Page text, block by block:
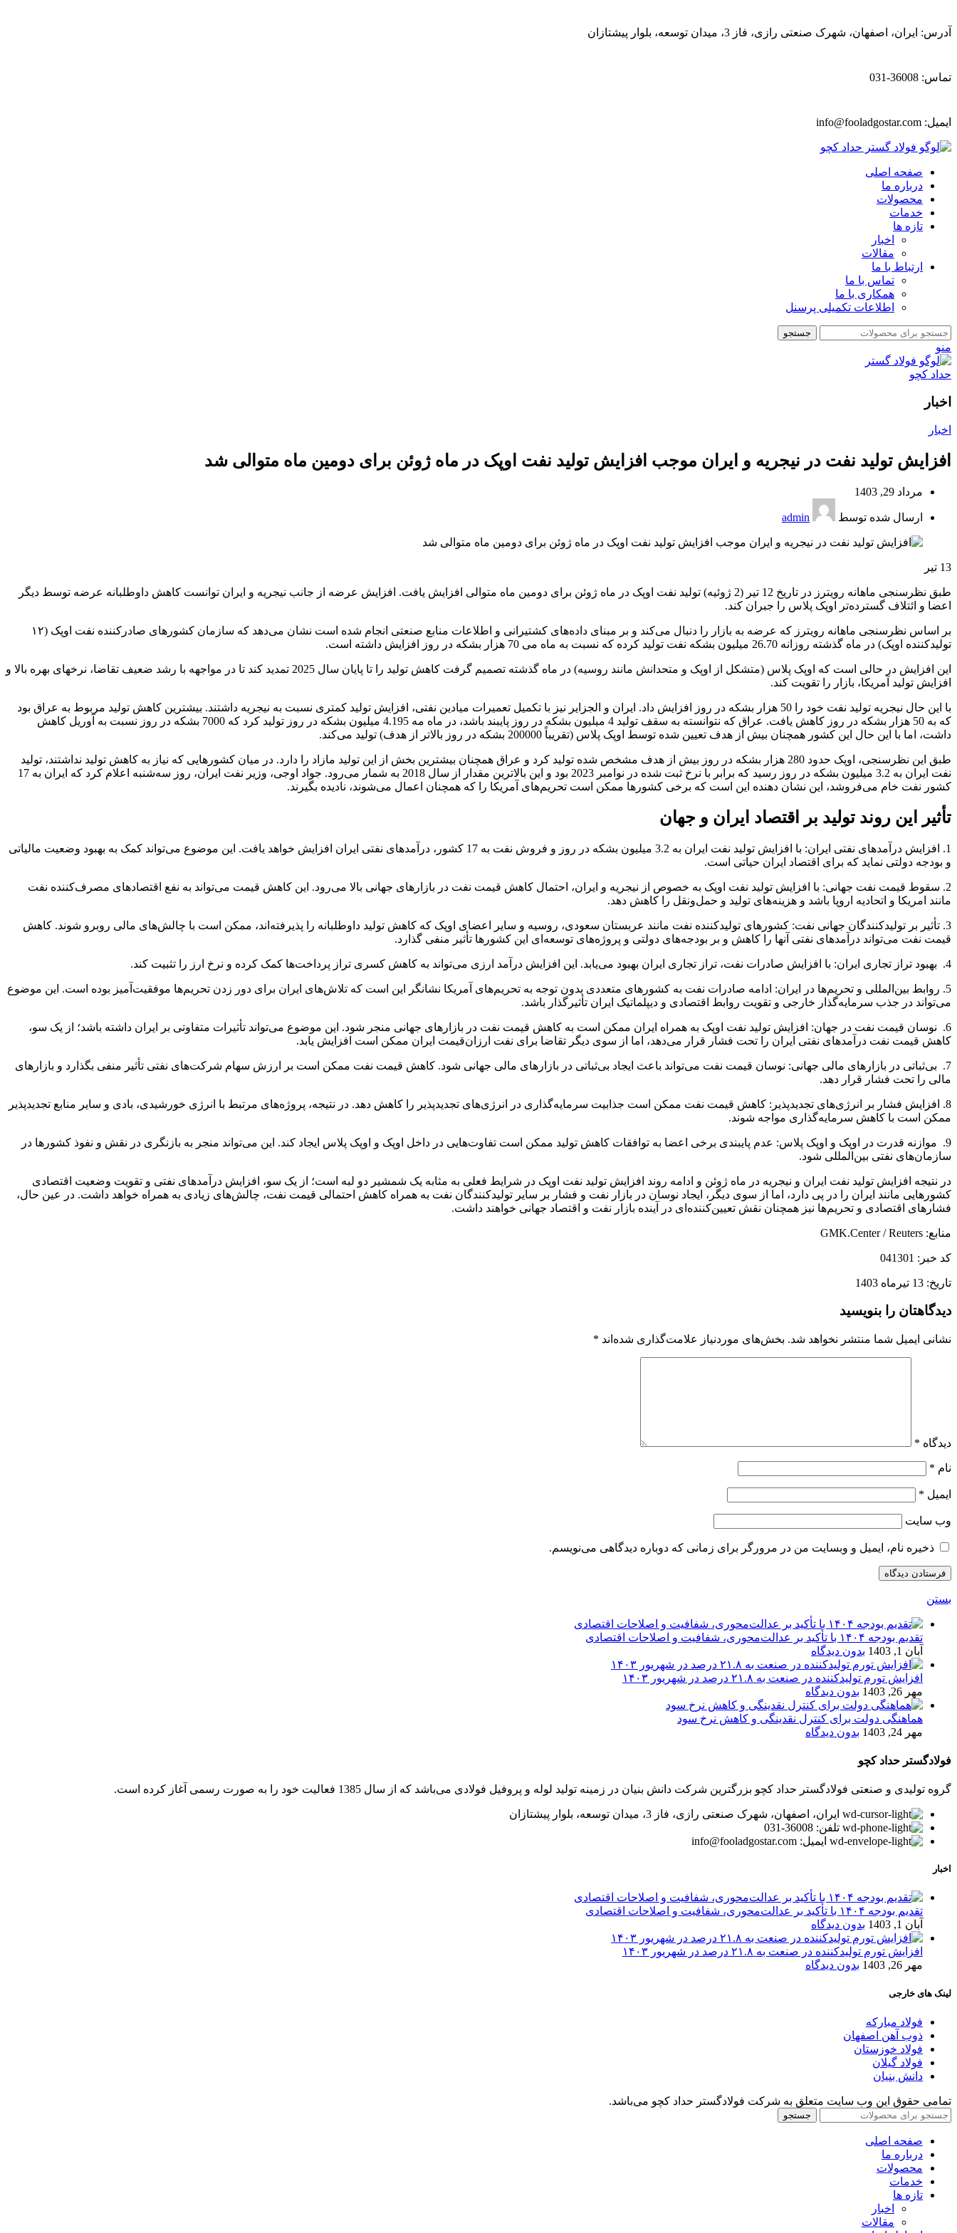
آدرس: ایران، اصفهان، شهرک صنعتی رازی، فاز 3، میدان توسعه، بلوار پیشتازان
تماس: 36008-031
ایمیل: info@fooladgostar.com
صفحه اصلی
درباره ما
محصولات
خدمات
تازه ها
اخبار
مقالات
ارتباط با ما
تماس با ما
همکاری با ما
اطلاعات تکمیلی پرسنل
جستجو
منو
اخبار
اخبار
افزایش تولید نفت در نیجریه و ایران موجب افزایش تولید نفت اوپک در ماه ژوئن برای دومین ماه متوالی شد
مرداد 29, 1403
ارسال شده توسط admin
13 تیر
طبق نظرسنجی ماهانه رویترز در تاریخ 12 تیر (2 ژوئیه) تولید نفت اوپک در ماه ژوئن برای دومین ماه متوالی افزایش یافت. افزایش عرضه از جانب نیجریه و ایران توانست کاهش داوطلبانه عرضه توسط دیگر
اعضا و ائتلاف گسترده‌تر اوپک پلاس را جبران کند.
بر اساس نظرسنجی ماهانه رویترز که عرضه به بازار را دنبال می‌کند و بر مبنای داده‌های کشتیرانی و اطلاعات منابع صنعتی انجام شده است نشان می‌دهد که سازمان کشورهای صادرکننده نفت اوپک (۱۲
تولیدکننده اوپک) در ماه گذشته روزانه 26.70 میلیون بشکه نفت تولید کرده که نسبت به ماه می 70 هزار بشکه در روز افزایش داشته است.
این افزایش در حالی است که اوپک پلاس (متشکل از اوپک و متحدانش مانند روسیه) در ماه گذشته تصمیم گرفت کاهش تولید را تا پایان سال 2025 تمدید کند تا در مواجهه با رشد ضعیف تقاضا، نرخهای بهره بالا و
افزایش تولید آمریکا، بازار را تقویت کند.
با این حال نیجریه تولید نفت خود را 50 هزار بشکه در روز افزایش داد. ایران و الجزایر نیز با تکمیل تعمیرات میادین نفتی، افزایش تولید کمتری نسبت به نیجریه داشتند. بیشترین کاهش تولید مربوط به عراق بود
که به 50 هزار بشکه در روز کاهش یافت. عراق که نتوانسته به سقف تولید 4 میلیون بشکه در روز پایبند باشد، در ماه مه 4.195 میلیون بشکه در روز تولید کرد که 7000 بشکه در روز نسبت به آوریل کاهش
داشت، اما با این حال این کشور همچنان بیش از هدف تعیین شده توسط اوپک پلاس (تقریباً 200000 بشکه در روز بالاتر از هدف) تولید می‌کند.
طبق این نظرسنجی، اوپک حدود 280 هزار بشکه در روز بیش از هدف مشخص شده تولید کرد و عراق همچنان بیشترین بخش از این تولید مازاد را دارد. در میان کشورهایی که نیاز به کاهش تولید نداشتند، تولید
نفت ایران به 3.2 میلیون بشکه در روز رسید که برابر با نرخ ثبت شده در نوامبر 2023 بود و این بالاترین مقدار از سال 2018 به شمار می‌رود. جواد اوجی، وزیر نفت ایران، روز سه‌شنبه اعلام کرد که ایران به 17
کشور نفت خام می‌فروشد، این نشان دهنده این است که برخی کشورها ممکن است تحریم‌های آمریکا را که همچنان اعمال می‌شوند، نادیده بگیرند.
تأثیر این روند تولید بر اقتصاد ایران و جهان
1. افزایش درآمدهای نفتی ایران: با افزایش تولید نفت ایران به 3.2 میلیون بشکه در روز و فروش نفت به 17 کشور، درآمدهای نفتی ایران افزایش خواهد یافت. این موضوع می‌تواند کمک به بهبود وضعیت مالیاتی
و بودجه دولتی نماید که برای اقتصاد ایران حیاتی است.
2. سقوط قیمت نفت جهانی: با افزایش تولید نفت اوپک به خصوص از نیجریه و ایران، احتمال کاهش قیمت نفت در بازارهای جهانی بالا می‌رود. این کاهش قیمت می‌تواند به نفع اقتصادهای مصرف‌کننده نفت
مانند امریکا و اتحادیه اروپا باشد و هزینه‌های تولید و حمل‌ونقل را کاهش دهد.
3. تأثیر بر تولیدکنندگان جهانی نفت: کشورهای تولیدکننده نفت مانند عربستان سعودی، روسیه و سایر اعضای اوپک که کاهش تولید داوطلبانه را پذیرفته‌اند، ممکن است با چالش‌های مالی روبرو شوند. کاهش
قیمت نفت می‌تواند درآمدهای نفتی آنها را کاهش و بر بودجه‌های دولتی و پروژه‌های توسعه‌ای این کشورها تأثیر منفی گذارد.
4. بهبود تراز تجاری ایران: با افزایش صادرات نفت، تراز تجاری ایران بهبود می‌یابد. این افزایش درآمد ارزی می‌تواند به کاهش کسری تراز پرداخت‌ها کمک کرده و نرخ ارز را تثبیت کند.
5. روابط بین‌المللی و تحریم‌ها در ایران: ادامه صادرات نفت به کشورهای متعددی بدون توجه به تحریم‌های آمریکا نشانگر این است که تلاش‌های ایران برای دور زدن تحریم‌ها موفقیت‌آمیز بوده است. این موضوع
می‌تواند در جذب سرمایه‌گذار خارجی و تقویت روابط اقتصادی و دیپلماتیک ایران تأثیرگذار باشد.
6. نوسان قیمت نفت در جهان: افزایش تولید نفت اوپک به همراه ایران ممکن است به کاهش قیمت نفت در بازارهای جهانی منجر شود. این موضوع می‌تواند تأثیرات متفاوتی بر ایران داشته باشد؛ از یک سو،
کاهش قیمت نفت درآمدهای نفتی ایران را تحت فشار قرار می‌دهد، اما از سوی دیگر تقاضا برای نفت ارزان‌قیمت ایران ممکن است افزایش یابد.
7. بی‌ثباتی در بازارهای مالی جهانی: نوسان قیمت نفت می‌تواند باعث ایجاد بی‌ثباتی در بازارهای مالی جهانی شود. کاهش قیمت نفت ممکن است بر ارزش سهام شرکت‌های نفتی تأثیر منفی بگذارد و بازارهای
مالی را تحت فشار قرار دهد.
8. افزایش فشار بر انرژی‌های تجدیدپذیر: کاهش قیمت نفت ممکن است جذابیت سرمایه‌گذاری در انرژی‌های تجدیدپذیر را کاهش دهد. در نتیجه، پروژه‌های مرتبط با انرژی خورشیدی، بادی و سایر منابع تجدیدپذیر
ممکن است با کاهش سرمایه‌گذاری مواجه شوند.
9. موازنه قدرت در اوپک و اوپک پلاس: عدم پایبندی برخی اعضا به توافقات کاهش تولید ممکن است تفاوت‌هایی در داخل اوپک و اوپک پلاس ایجاد کند. این می‌تواند منجر به بازنگری در نقش و نفوذ کشورها در
سازمان‌های نفتی بین‌المللی شود.
در نتیجه افزایش تولید نفت ایران و نیجریه در ماه ژوئن و ادامه روند افزایش تولید نفت اوپک در شرایط فعلی به مثابه یک شمشیر دو لبه است؛ از یک سو، افزایش درآمدهای نفتی و تقویت وضعیت اقتصادی
کشورهایی مانند ایران را در پی دارد، اما از سوی دیگر، ایجاد نوسان در بازار نفت و فشار بر سایر تولیدکنندگان نفت به همراه کاهش احتمالی قیمت نفت، چالش‌های زیادی به همراه خواهد داشت. در عین حال،
فشارهای اقتصادی و تحریم‌ها نیز همچنان نقش تعیین‌کننده‌ای در آینده بازار نفت و اقتصاد جهانی خواهند داشت.
منابع: GMK.Center / Reuters
کد خبر: 041301
تاریخ: 13 تیرماه 1403
دیدگاهتان را بنویسید
نشانی ایمیل شما منتشر نخواهد شد. بخش‌های موردنیاز علامت‌گذاری شده‌اند *
دیدگاه *
نام *
ایمیل *
وب‌ سایت
ذخیره نام، ایمیل و وبسایت من در مرورگر برای زمانی که دوباره دیدگاهی می‌نویسم.
بستن
تقدیم بودجه ۱۴۰۴ با تأکید بر عدالت‌محوری، شفافیت و اصلاحات اقتصادی
آبان 1, 1403
بدون دیدگاه
افزایش تورم تولیدکننده در صنعت به ۲۱.۸ درصد در شهریور ۱۴۰۳
مهر 26, 1403
بدون دیدگاه
هماهنگی دولت برای کنترل نقدینگی و کاهش نرخ سود
مهر 24, 1403
بدون دیدگاه
فولادگستر حداد کچو
گروه تولیدی و صنعتی فولادگستر حداد کچو بزرگترین شرکت دانش بنیان در زمینه تولید لوله و پروفیل فولادی می‌باشد که از سال 1385 فعالیت خود را به صورت رسمی آغاز کرده است.
ایران، اصفهان، شهرک صنعتی رازی، فاز 3، میدان توسعه، بلوار پیشتازان
تلفن: 36008-031
ایمیل: info@fooladgostar.com
اخبار
تقدیم بودجه ۱۴۰۴ با تأکید بر عدالت‌محوری، شفافیت و اصلاحات اقتصادی
آبان 1, 1403
بدون دیدگاه
افزایش تورم تولیدکننده در صنعت به ۲۱.۸ درصد در شهریور ۱۴۰۳
مهر 26, 1403
بدون دیدگاه
لینک های خارجی
فولاد مبارکه
ذوب آهن اصفهان
فولاد خوزستان
فولاد گیلان
دانش بنیان
تمامی حقوق این وب سایت متعلق به شرکت فولادگستر حداد کچو می‌باشد.
جستجو
صفحه اصلی
درباره ما
محصولات
خدمات
تازه ها
اخبار
مقالات